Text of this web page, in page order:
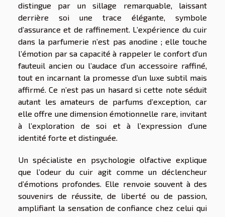
distingue par un sillage remarquable, laissant
derrière soi une trace élégante, symbole
d’assurance et de raffinement. L’expérience du cuir
dans la parfumerie n’est pas anodine ; elle touche
l’émotion par sa capacité à rappeler le confort d’un
fauteuil ancien ou l’audace d’un accessoire raffiné,
tout en incarnant la promesse d’un luxe subtil mais
affirmé. Ce n’est pas un hasard si cette note séduit
autant les amateurs de parfums d’exception, car
elle offre une dimension émotionnelle rare, invitant
à l’exploration de soi et à l’expression d’une
identité forte et distinguée.
Un spécialiste en psychologie olfactive explique
que l’odeur du cuir agit comme un déclencheur
d’émotions profondes. Elle renvoie souvent à des
souvenirs de réussite, de liberté ou de passion,
amplifiant la sensation de confiance chez celui qui